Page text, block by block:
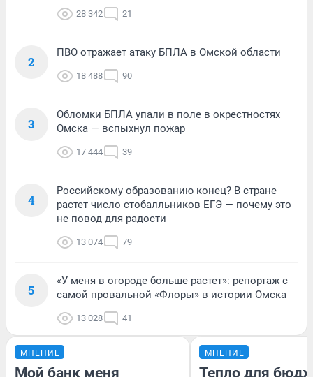
28 342 21
2
ПВО отражает атаку БПЛА в Омской области
18 488 90
3
Обломки БПЛА упали в поле в окрестностях
Омска — вспыхнул пожар
17 444 39
4
Российскому образованию конец? В стране
растет число стобалльников ЕГЭ — почему это
не повод для радости
13 074 79
5
«У меня в огороде больше растет»: репортаж с
самой провальной «Флоры» в истории Омска
13 028 41
МНЕНИЕ
Мой банк меня
МНЕНИЕ
Тепло для